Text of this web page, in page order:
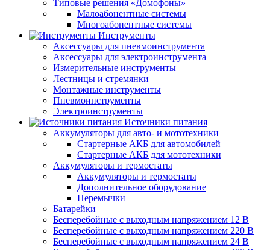
Типовые решения «Домофоны»
Малоабонентные системы
Многоабонентные системы
Инструменты
Аксессуары для пневмоинструмента
Аксессуары для электроинструмента
Измерительные инструменты
Лестницы и стремянки
Монтажные инструменты
Пневмоинструменты
Электроинструменты
Источники питания
Аккумуляторы для авто- и мототехники
Стартерные АКБ для автомобилей
Стартерные АКБ для мототехники
Аккумуляторы и термостаты
Аккумуляторы и термостаты
Дополнительное оборудование
Перемычки
Батарейки
Бесперебойные с выходным напряжением 12 В
Бесперебойные с выходным напряжением 220 В
Бесперебойные с выходным напряжением 24 В